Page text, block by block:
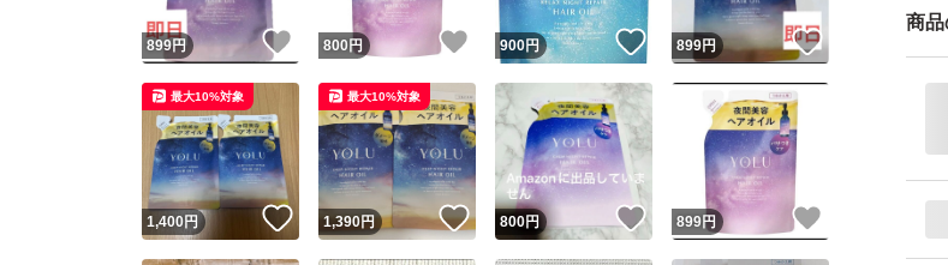
商品
899円 いいね！
800 円 いいね！
900円 いいね！
899円 いいね！
1,400円 いいね！
最大10%対象
1,390円 いいね！
最大10%対象
800円 いいね！
899円